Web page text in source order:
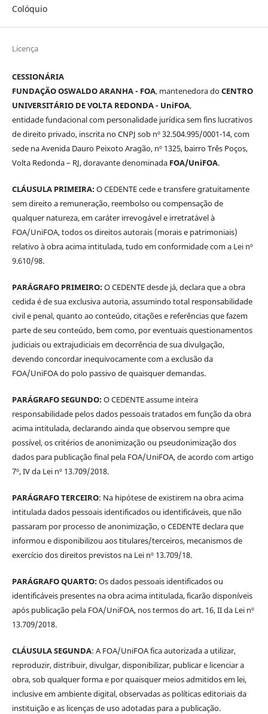
Colóquio
Licença
CESSIONÁRIA
FUNDAÇÃO OSWALDO ARANHA - FOA, mantenedora doCENTRO
UNIVERSITÁRIO DE VOLTA REDONDA - UniFOA,
entidade fundacional com personalidade jurídica sem fins lucrativos
de direito privado, inscrita no CNPJ sob nº 32.504.995/0001-14, com
sede na Avenida Dauro Peixoto Aragão, nº 1325, bairro Três Poços,
Volta Redonda – RJ, doravante denominada FOA/UniFOA.
CLÁUSULA PRIMEIRA:O CEDENTE cede e transfere gratuitamente
sem direito a remuneração, reembolso ou compensação de
qualquer natureza, em caráter irrevogável e irretratável à
FOA/UniFOA, todos os direitos autorais (morais e patrimoniais)
relativo à obra acima intitulada, tudo em conformidade com a Lei nº
9.610/98.
PARÁGRAFO PRIMEIRO:O CEDENTE desde já, declara que a obra
cedida é de sua exclusiva autoria, assumindo total responsabilidade
civil e penal, quanto ao conteúdo, citações e referências que fazem
parte de seu conteúdo, bem como, por eventuais questionamentos
judiciais ou extrajudiciais em decorrência de sua divulgação,
devendo concordar inequivocamente com a exclusão da
FOA/UniFOA do polo passivo de quaisquer demandas.
PARÁGRAFO SEGUNDO:O CEDENTE assume inteira
responsabilidade pelos dados pessoais tratados em função da obra
acima intitulada, declarando ainda que observou sempre que
possível, os critérios de anonimização ou pseudonimização dos
dados para publicação final pela FOA/UniFOA, de acordo com artigo
7º, IV da Lei nº 13.709/2018.
PARÁGRAFO TERCEIRO: Na hipótese de existirem na obra acima
intitulada dados pessoais identificados ou identificáveis, que não
passaram por processo de anonimização, o CEDENTE declara que
informou e disponibilizou aos titulares/terceiros, mecanismos de
exercício dos direitos previstos na Lei nº 13.709/18.
PARÁGRAFO QUARTO:Os dados pessoais identificados ou
identificáveis presentes na obra acima intitulada, ficarão disponíveis
após publicação pela FOA/UniFOA, nos termos do art. 16, II da Lei nº
13.709/2018.
CLÁUSULA SEGUNDA: A FOA/UniFOA fica autorizada a utilizar,
reproduzir, distribuir, divulgar, disponibilizar, publicar e licenciar a
obra, sob qualquer forma e por quaisquer meios admitidos em lei,
inclusive em ambiente digital, observadas as políticas editoriais da
instituição e as licenças de uso adotadas para a publicação.